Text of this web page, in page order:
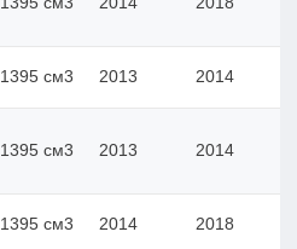
1395 см3 2013 2014
1395 см3 2013 2014
1395 см3 2014 2018